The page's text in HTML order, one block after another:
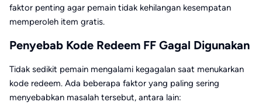
faktor penting agar pemain tidak kehilangan kesempatan
memperoleh item gratis.
Penyebab Kode Redeem FF Gagal Digunakan
Tidak sedikit pemain mengalami kegagalan saat menukarkan
kode redeem. Ada beberapa faktor yang paling sering
menyebabkan masalah tersebut, antara lain: